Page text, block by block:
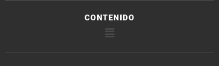
CONTENIDO